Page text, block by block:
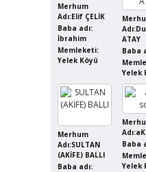
Merhum
Adı:Elif ÇELİK
Baba adı:
İbrahim
Memleketi:
Yelek Köyü
ATAY
Baba
Yelek
Merhum
Adı:SULTAN
(AKİFE) BALLI
Baba adı:
Baba
Yelek